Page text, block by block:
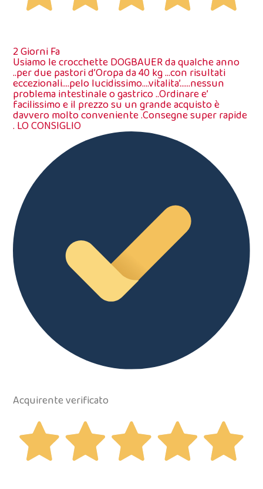
2 Giorni Fa
Usiamo le crocchette DOGBAUER da qualche anno
..per due pastori d’Oropa da 40 kg …con risultati
eccezionali….pelo lucidissimo….vitalita’……nessun
problema intestinale o gastrico ..Ordinare e’
facilissimo e il prezzo su un grande acquisto è
davvero molto conveniente .Consegne super rapide
. LO CONSIGLIO
Acquirente verificato